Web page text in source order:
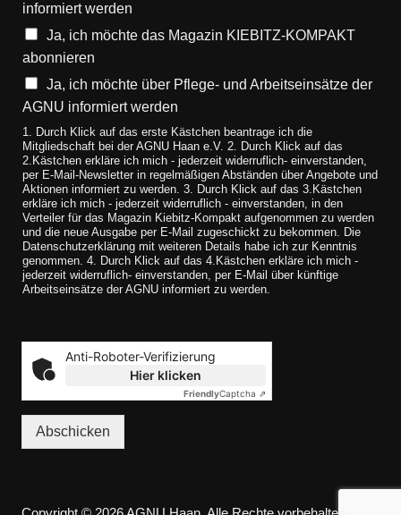
informiert werden
Ja, ich möchte das Magazin KIEBITZ-KOMPAKT
abonnieren
Ja, ich möchte über Pflege- und Arbeitseinsätze der
AGNU informiert werden
1. Durch Klick auf das erste Kästchen beantrage ich die
Mitgliedschaft bei der AGNU Haan e.V. 2. Durch Klick auf das
2.Kästchen erkläre ich mich - jederzeit widerruflich- einverstanden,
per E-Mail-Newsletter in regelmäßigen Abständen über Angebote und
Aktionen informiert zu werden. 3. Durch Klick auf das 3.Kästchen
erkläre ich mich - jederzeit widerruflich - einverstanden, in den
Verteiler für das Magazin Kiebitz-Kompakt aufgenommen zu werden
und die neue Ausgabe per E-Mail zugeschickt zu bekommen. Die
Datenschutzerklärung mit weiteren Details habe ich zur Kenntnis
genommen. 4. Durch Klick auf das 4.Kästchen erkläre ich mich -
jederzeit widerruflich- einverstanden, per E-Mail über künftige
Arbeitseinsätze der AGNU informiert zu werden.
Anti-Roboter-Verifizierung
Hier klicken
FriendlyCaptcha ⇗
Abschicken